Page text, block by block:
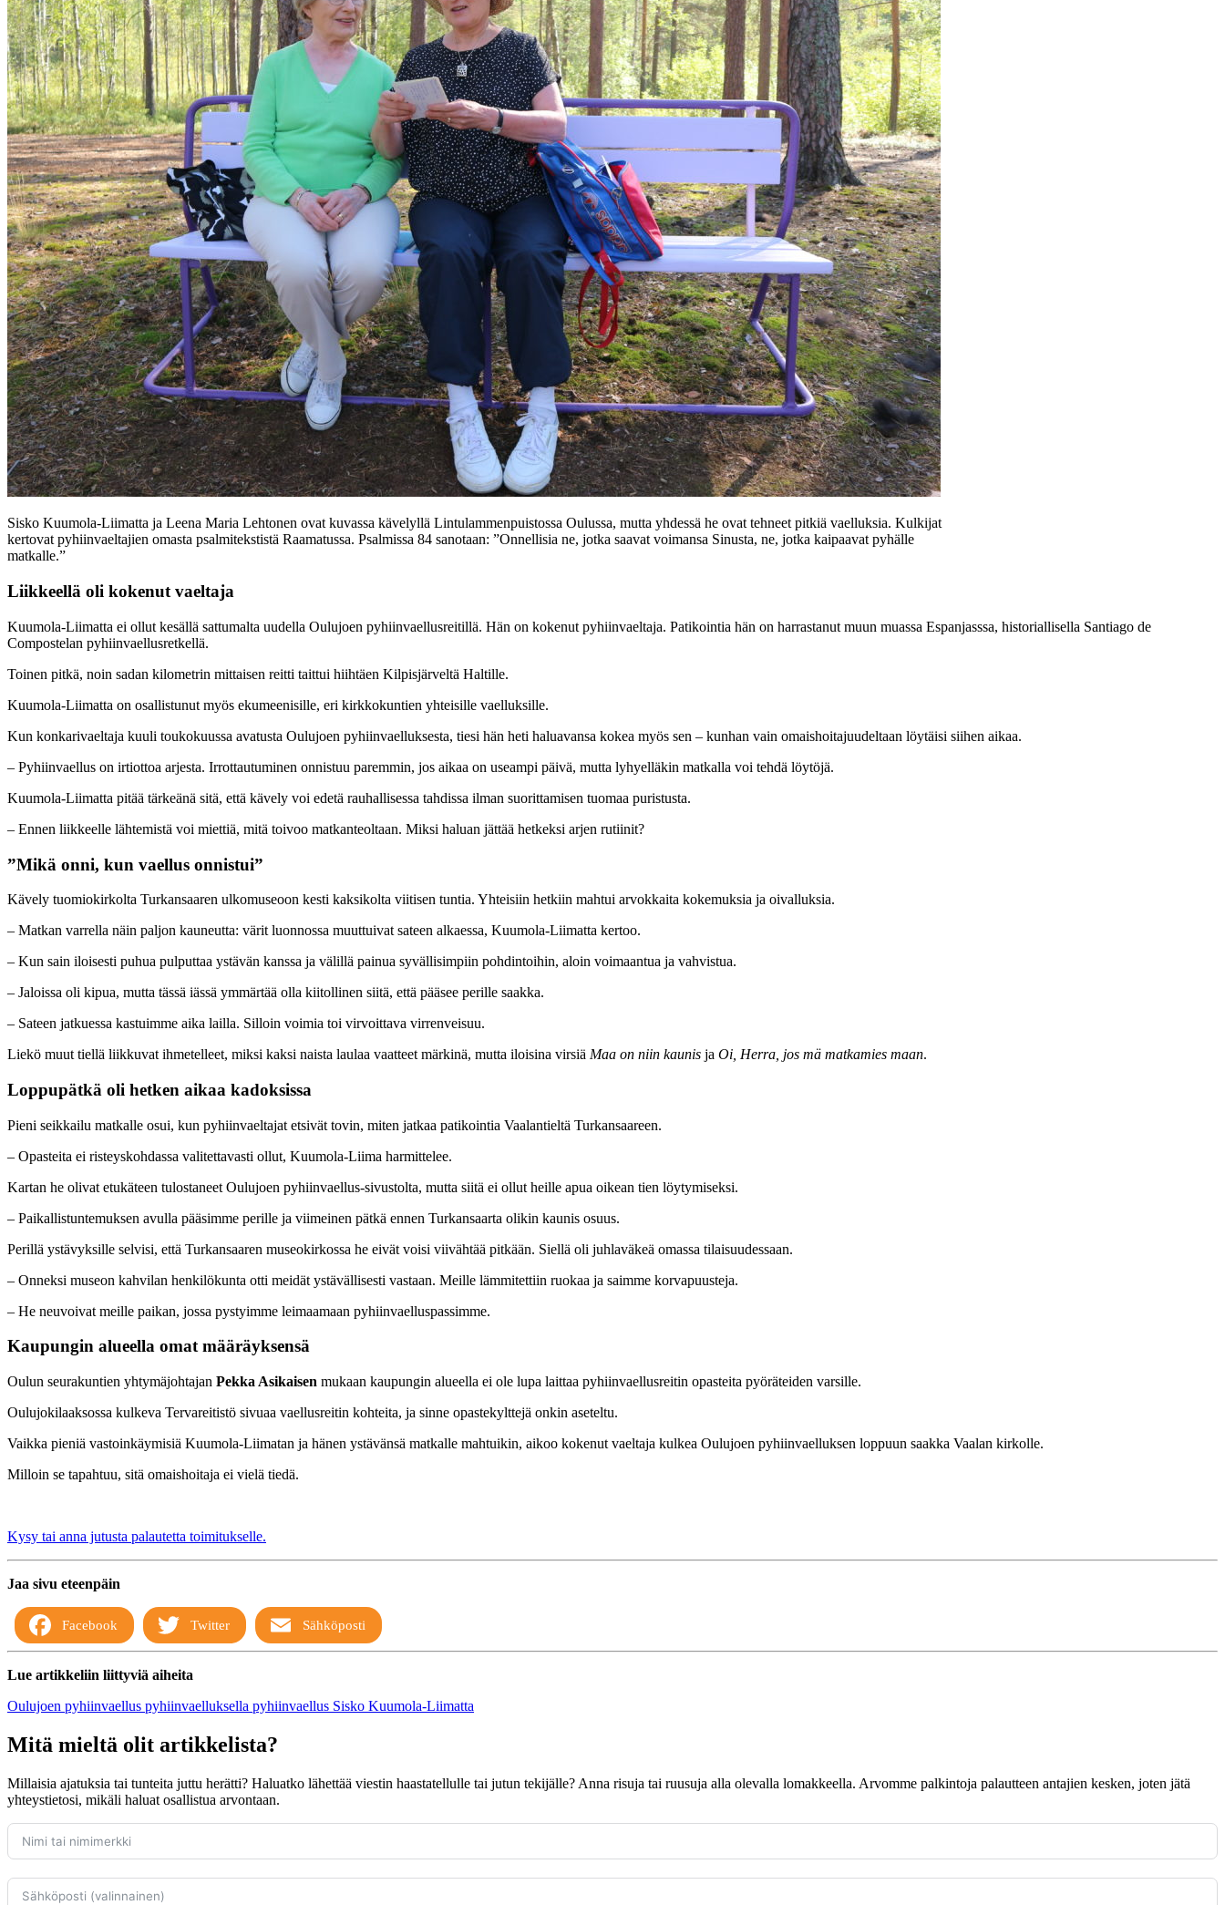
Sisko Kuumola-Liimatta ja Leena Maria Lehtonen ovat kuvassa kävelyllä Lintulammenpuistossa Oulussa, mutta yhdessä he ovat tehneet pitkiä vaelluksia. Kulkijat
kertovat pyhiinvaeltajien omasta psalmitekstistä Raamatussa. Psalmissa 84 sanotaan: ”Onnellisia ne, jotka saavat voimansa Sinusta, ne, jotka kaipaavat pyhälle
matkalle.”
Liikkeellä oli kokenut vaeltaja
Kuumola-Liimatta ei ollut kesällä sattumalta uudella Oulujoen pyhiinvaellusreitillä. Hän on kokenut pyhiinvaeltaja. Patikointia hän on harrastanut muun muassa Espanjasssa, historiallisella Santiago de
Compostelan pyhiinvaellusretkellä.
Toinen pitkä, noin sadan kilometrin mittaisen reitti taittui hiihtäen Kilpisjärveltä Haltille.
Kuumola-Liimatta on osallistunut myös ekumeenisille, eri kirkkokuntien yhteisille vaelluksille.
Kun konkarivaeltaja kuuli toukokuussa avatusta Oulujoen pyhiinvaelluksesta, tiesi hän heti haluavansa kokea myös sen – kunhan vain omaishoitajuudeltaan löytäisi siihen aikaa.
– Pyhiinvaellus on irtiottoa arjesta. Irrottautuminen onnistuu paremmin, jos aikaa on useampi päivä, mutta lyhyelläkin matkalla voi tehdä löytöjä.
Kuumola-Liimatta pitää tärkeänä sitä, että kävely voi edetä rauhallisessa tahdissa ilman suorittamisen tuomaa puristusta.
– Ennen liikkeelle lähtemistä voi miettiä, mitä toivoo matkanteoltaan. Miksi haluan jättää hetkeksi arjen rutiinit?
”Mikä onni, kun vaellus onnistui”
Kävely tuomiokirkolta Turkansaaren ulkomuseoon kesti kaksikolta viitisen tuntia. Yhteisiin hetkiin mahtui arvokkaita kokemuksia ja oivalluksia.
– Matkan varrella näin paljon kauneutta: värit luonnossa muuttuivat sateen alkaessa, Kuumola-Liimatta kertoo.
– Kun sain iloisesti puhua pulputtaa ystävän kanssa ja välillä painua syvällisimpiin pohdintoihin, aloin voimaantua ja vahvistua.
– Jaloissa oli kipua, mutta tässä iässä ymmärtää olla kiitollinen siitä, että pääsee perille saakka.
– Sateen jatkuessa kastuimme aika lailla. Silloin voimia toi virvoittava virrenveisuu.
Liekö muut tiellä liikkuvat ihmetelleet, miksi kaksi naista laulaa vaatteet märkinä, mutta iloisina virsiä Maa on niin kaunis ja Oi, Herra, jos mä matkamies maan.
Loppupätkä oli hetken aikaa kadoksissa
Pieni seikkailu matkalle osui, kun pyhiinvaeltajat etsivät tovin, miten jatkaa patikointia Vaalantieltä Turkansaareen.
– Opasteita ei risteyskohdassa valitettavasti ollut, Kuumola-Liima harmittelee.
Kartan he olivat etukäteen tulostaneet Oulujoen pyhiinvaellus-sivustolta, mutta siitä ei ollut heille apua oikean tien löytymiseksi.
– Paikallistuntemuksen avulla pääsimme perille ja viimeinen pätkä ennen Turkansaarta olikin kaunis osuus.
Perillä ystävyksille selvisi, että Turkansaaren museokirkossa he eivät voisi viivähtää pitkään. Siellä oli juhlaväkeä omassa tilaisuudessaan.
– Onneksi museon kahvilan henkilökunta otti meidät ystävällisesti vastaan. Meille lämmitettiin ruokaa ja saimme korvapuusteja.
– He neuvoivat meille paikan, jossa pystyimme leimaamaan pyhiinvaelluspassimme.
Kaupungin alueella omat määräyksensä
Oulun seurakuntien yhtymäjohtajan Pekka Asikaisen mukaan kaupungin alueella ei ole lupa laittaa pyhiinvaellusreitin opasteita pyöräteiden varsille.
Oulujokilaaksossa kulkeva Tervareitistö sivuaa vaellusreitin kohteita, ja sinne opastekylttejä onkin aseteltu.
Vaikka pieniä vastoinkäymisiä Kuumola-Liimatan ja hänen ystävänsä matkalle mahtuikin, aikoo kokenut vaeltaja kulkea Oulujoen pyhiinvaelluksen loppuun saakka Vaalan kirkolle.
Milloin se tapahtuu, sitä omaishoitaja ei vielä tiedä.
Kysy tai anna jutusta palautetta toimitukselle.
Jaa sivu eteenpäin
Facebook Twitter Sähköposti
Lue artikkeliin liittyviä aiheita
Oulujoen pyhiinvaellus pyhiinvaelluksella pyhiinvaellus Sisko Kuumola-Liimatta
Mitä mieltä olit artikkelista?
Millaisia ajatuksia tai tunteita juttu herätti? Haluatko lähettää viestin haastatellulle tai jutun tekijälle? Anna risuja tai ruusuja alla olevalla lomakkeella. Arvomme palkintoja palautteen antajien kesken, joten jätä
yhteystietosi, mikäli haluat osallistua arvontaan.